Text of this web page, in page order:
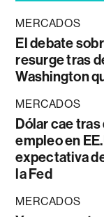
MERCADOS
El debate
resurge tras
Washington
MERCADOS
Dólar cae
empleo en
expectativa
la Fed
MERCADOS